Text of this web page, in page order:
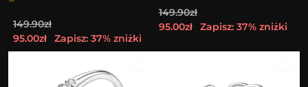
149.90zł
95.00zł
Zapisz: 37% zniżki
149.90zł
95.00zł
Zapisz: 37% zniżki